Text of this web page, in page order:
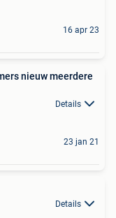
16 apr 23
nieuw meerdere
Details
23 jan 21
Details